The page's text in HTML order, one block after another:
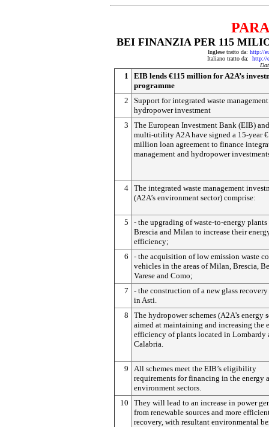
BEI FINANZIA PER 115
Inglese tratto da: http://
Italiano tratto da: http://
1
EIB lends €115 million for A2A’s
programme
2
Support for integrated waste
hydropower investment
3
The European Investment Bank (EIB)
multi-utility A2A have signed a 15-year
million loan agreement to finance
management and hydropower
4 The integrated waste management
(A2A’s environment sector) comprise:
5
- the upgrading of waste-to-energy
Brescia and Milan to increase their
efficiency;
6
- the acquisition of low emission waste
vehicles in the areas of Milan, Brescia,
Varese and Como;
7
- the construction of a new glass
in Asti.
8
The hydropower schemes (A2A’s energy
aimed at maintaining and increasing the
efficiency of plants located in Lombardy
Calabria.
9
All schemes meet the EIB’s eligibility
requirements for financing in the energy
environment sectors.
10
They will lead to an increase in power
from renewable sources and more
recovery, with resultant environmental